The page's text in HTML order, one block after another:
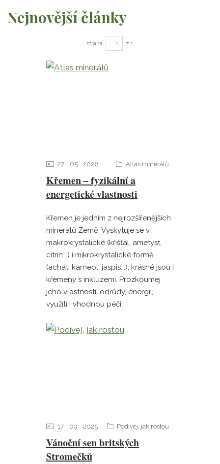
Nejnovější články
strana z 1
Křemen – fyzikální a
energetické vlastnosti
27 05 2026 Atlas minerálů
Křemen je jedním z nejrozšířenějších
minerálů Země. Vyskytuje se v
makrokrystalické (křišťál, ametyst,
citrín...) i mikrokrystalické formě
(achát, karneol, jaspis...), krásné jsou i
křemeny s inkluzemi. Prozkoumej
jeho vlastnosti, odrůdy, energii,
využití i vhodnou péči.
Vánoční sen britských
Stromečků
17 09 2025 Podívej, jak rostou